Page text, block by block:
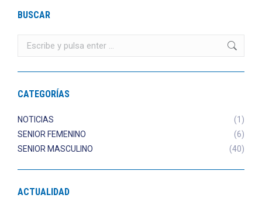
BUSCAR
CATEGORÍAS
NOTICIAS
(1)
SENIOR FEMENINO
(6)
SENIOR MASCULINO
(40)
ACTUALIDAD